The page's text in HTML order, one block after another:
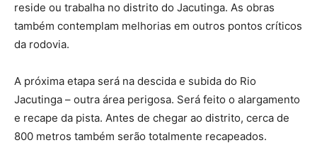
reside ou trabalha no distrito do Jacutinga. As obras
também contemplam melhorias em outros pontos críticos
da rodovia.
A próxima etapa será na descida e subida do Rio
Jacutinga – outra área perigosa. Será feito o alargamento
e recape da pista. Antes de chegar ao distrito, cerca de
800 metros também serão totalmente recapeados.